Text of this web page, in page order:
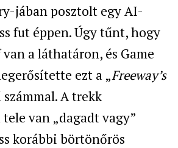
jában posztolt egy AI-
fut éppen. Úgy tűnt, hogy
a láthatáron, és Game
ezt a „Freeway’s
számmal. A trekk
van „dagadt vagy”
korábbi börtönőrös